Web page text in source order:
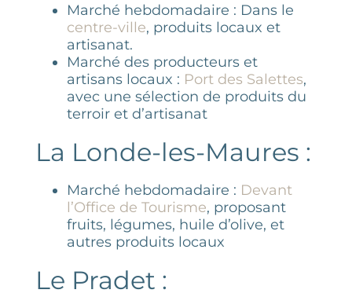
Marché hebdomadaire : Dans le
centre-ville, produits locaux et
artisanat.
Marché des producteurs et
artisans locaux : Port des Salettes,
avec une sélection de produits du
terroir et d’artisanat​
La Londe-les-Maures :
Marché hebdomadaire : Devant
l’Office de Tourisme, proposant
fruits, légumes, huile d’olive, et
autres produits locaux​
Le Pradet :